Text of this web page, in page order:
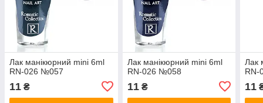
Лак манікюрний mini 6ml
RN-026 №057
11 ₴
Лак манікюрний mini 6ml
RN-026 №058
11₴
Лак
11